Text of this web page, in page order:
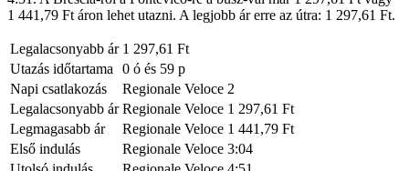
1 441,79 Ft áron lehet utazni. A legjobb ár erre az útra: 1 297,61 Ft.
Legalacsonyabb ár 1 297,61 Ft
Utazás időtartama
0 ó és 59 p
Napi csatlakozás
Regionale Veloce 2
Legalacsonyabb ár Regionale Veloce 1 297,61 Ft
Legmagasabb ár
Regionale Veloce 1 441,79 Ft
Első indulás
Regionale Veloce 3:04